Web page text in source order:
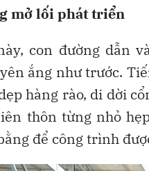
mở lối phát triển
con đường dẫn
ắng như trước.
hàng rào, di dời
thôn từng nhỏ
để công trình